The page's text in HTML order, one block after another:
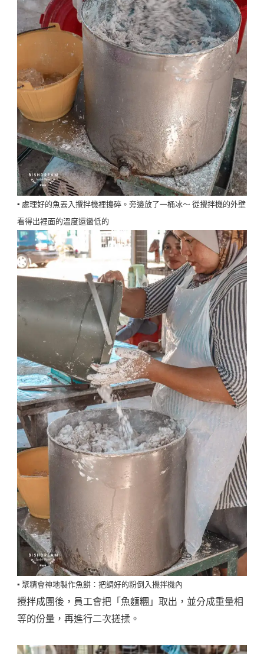
▪️ 處理好的魚丟入攪拌機裡搗碎。旁邊放了一桶冰～ 從攪拌機的外壁
看得出裡面的溫度還蠻低的
▪️ 聚精會神地製作魚餅：把調好的粉倒入攪拌機內
攪拌成團後，員工會把「魚麵糰」取出，並分成重量相
等的份量，再進行二次搓揉。